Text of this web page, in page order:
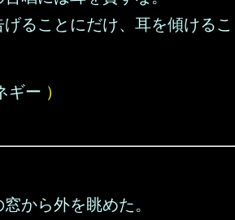
げることにだけ、耳を傾けるこ
ギー ）
から外を眺めた。